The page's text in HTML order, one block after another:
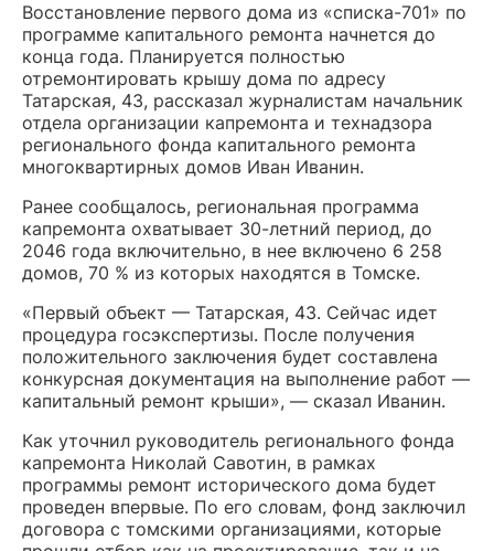
Восстановление первого дома из «списка-701» по
программе капитального ремонта начнется до
конца года. Планируется полностью
отремонтировать крышу дома по адресу
Татарская, 43, рассказал журналистам начальник
отдела организации капремонта и технадзора
регионального фонда капитального ремонта
многоквартирных домов Иван Иванин.
Ранее сообщалось, региональная программа
капремонта охватывает 30-летний период, до
2046 года включительно, в нее включено 6 258
домов, 70 % из которых находятся в Томске.
«Первый объект — Татарская, 43. Сейчас идет
процедура госэкспертизы. После получения
положительного заключения будет составлена
конкурсная документация на выполнение работ —
капитальный ремонт крыши», — сказал Иванин.
Как уточнил руководитель регионального фонда
капремонта Николай Савотин, в рамках
программы ремонт исторического дома будет
проведен впервые. По его словам, фонд заключил
договора с томскими организациями, которые